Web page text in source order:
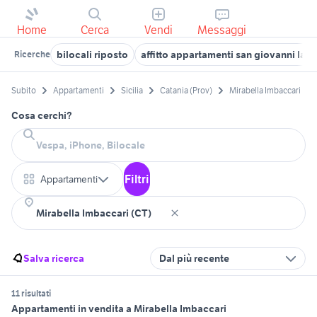
Home Cerca Vendi Messaggi
Ricerche bilocali riposto affitto appartamenti san giovanni la
Subito Appartamenti Sicilia Catania (Prov) Mirabella Imbaccari
Cosa cerchi?
Appartamenti Filtri
Salva ricerca Dal più recente
11 risultati
Appartamenti in vendita a Mirabella Imbaccari